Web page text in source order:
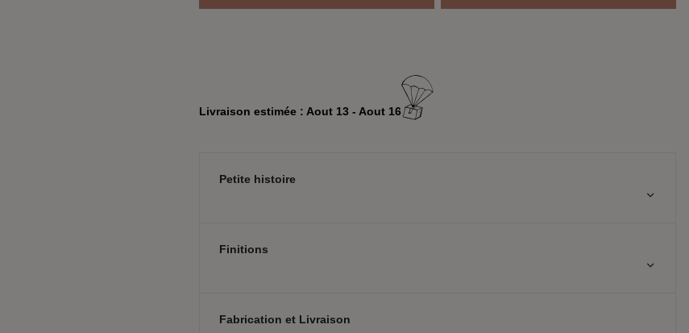
Livraison estimée : Aout 13 - Aout 16
Petite histoire
Finitions
Fabrication et Livraison